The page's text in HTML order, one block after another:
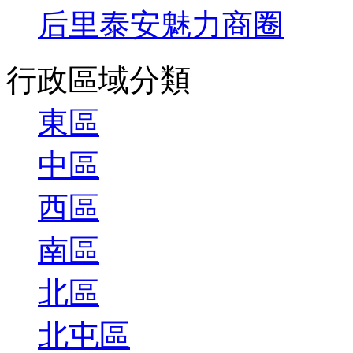
后里泰安魅力商圈
行政區域分類
東區
中區
西區
南區
北區
北屯區